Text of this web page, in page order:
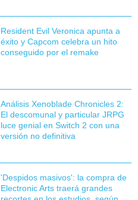
Resident Evil Veronica apunta a
éxito y Capcom celebra un hito
conseguido por el remake
Análisis Xenoblade Chronicles 2:
El descomunal y particular JRPG
luce genial en Switch 2 con una
versión no definitiva
'Despidos masivos': la compra de
Electronic Arts traerá grandes